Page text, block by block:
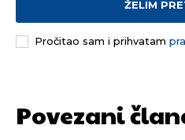
ŽELIM
Pročitao sam i prihvatam
Povezani